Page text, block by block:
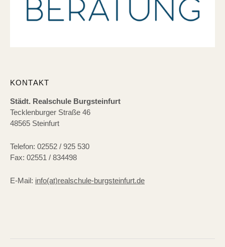
KONTAKT
Städt. Realschule Burgsteinfurt
Tecklenburger Straße 46
48565 Steinfurt
Telefon: 02552 / 925 530
Fax: 02551 / 834498
E-Mail: info(at)realschule-burgsteinfurt.de